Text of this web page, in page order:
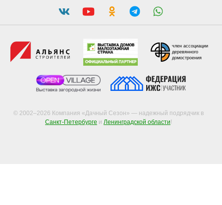
© 2002–2026 Компания «Дачный Сезон» — надежный подрядчик в
Санкт-Петербурге и Ленинградской области!
член ассоциации
деревянного
домостроения